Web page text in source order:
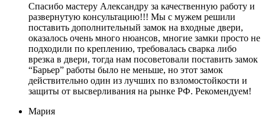
Спасибо мастеру Александру за качественную работу и
развернутую консультацию!!! Мы с мужем решили
поставить дополнительный замок на входные двери,
оказалось очень много нюансов, многие замки просто не
подходили по креплению, требовалась сварка либо
врезка в двери, тогда нам посоветовали поставить замок
“Барьер” работы было не меньше, но этот замок
действительно один из лучших по взломостойкости и
защиты от высверливания на рынке РФ. Рекомендуем!
Мария